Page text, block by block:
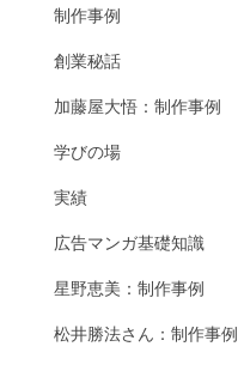
制作事例
創業秘話
加藤屋大悟：制作事例
学びの場
実績
広告マンガ基礎知識
星野恵美：制作事例
松井勝法さん：制作事例